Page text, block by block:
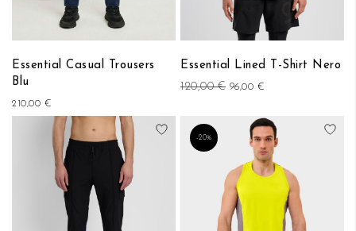
Essential Casual Trousers
Blu
210,00 €
Essential Lined T-Shirt Nero
120,00 € 96,00 €
Aggiungi alla lista desideri
-20%